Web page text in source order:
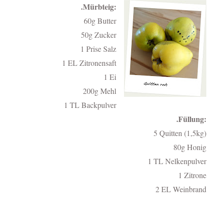
.Mürbteig:
60g Butter
50g Zucker
1 Prise Salz
1 EL Zitronensaft
1 Ei
200g Mehl
1 TL Backpulver
.Füllung:
5 Quitten (1,5kg)
80g Honig
1 TL Nelkenpulver
1 Zitrone
2 EL Weinbrand